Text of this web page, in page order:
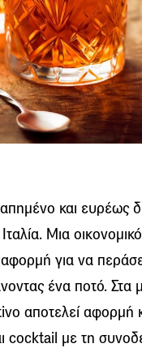
και ευρέως
Μια
για να
ένα ποτό. Στα
αποτελεί αφορμή
cocktail με τη